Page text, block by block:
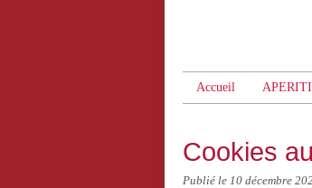
Accueil
Cookies
Publié le 10 décembre